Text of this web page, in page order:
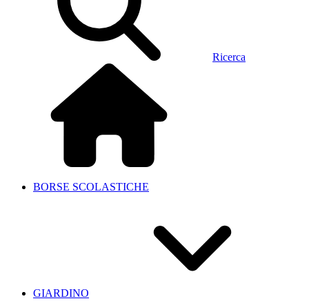
Ricerca
BORSE SCOLASTICHE
GIARDINO